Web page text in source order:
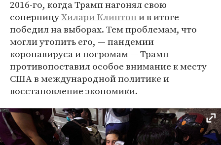
2016-го, когда Трамп нагонял свою
соперницуХилари Клинтони в итоге
победил на выборах. Тем проблемам, что
могли утопить его, — пандемии
коронавируса и погромам — Трамп
противопоставил особое внимание к месту
США в международной политике и
восстановление экономики.